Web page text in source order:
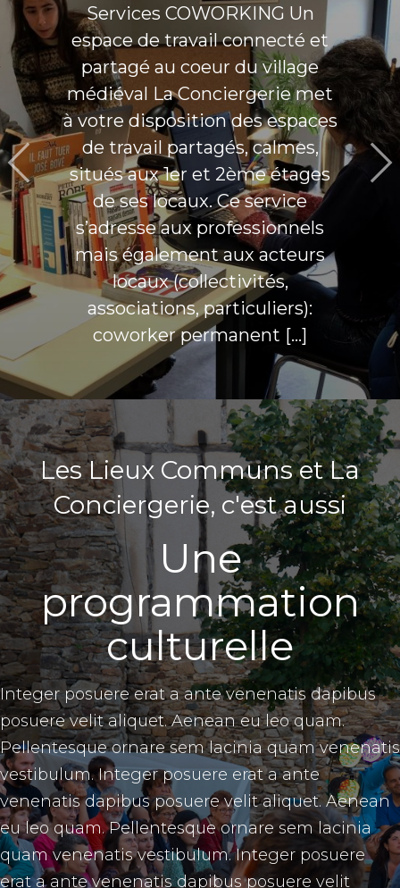
Services COWORKING Un
espace de travail connecté et
partagé au coeur du village
médiéval La Conciergerie met
à votre disposition des espaces
de travail partagés, calmes,
situés aux 1er et 2ème étages
de ses locaux. Ce service
s’adresse aux professionnels
mais également aux acteurs
locaux (collectivités,
associations, particuliers):
coworker permanent […]
Les Lieux Communs et La
Conciergerie, c'est aussi
Une
programmation
culturelle
Integer posuere erat a ante venenatis dapibus
posuere velit aliquet. Aenean eu leo quam.
Pellentesque ornare sem lacinia quam venenatis
vestibulum. Integer posuere erat a ante
venenatis dapibus posuere velit aliquet. Aenean
eu leo quam. Pellentesque ornare sem lacinia
quam venenatis vestibulum. Integer posuere
erat a ante venenatis dapibus posuere velit